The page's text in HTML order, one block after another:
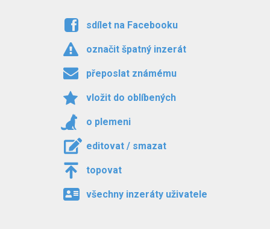
sdílet na Facebooku
označit špatný inzerát
přeposlat známému
vložit do oblíbených
o plemeni
editovat / smazat
topovat
všechny inzeráty uživatele